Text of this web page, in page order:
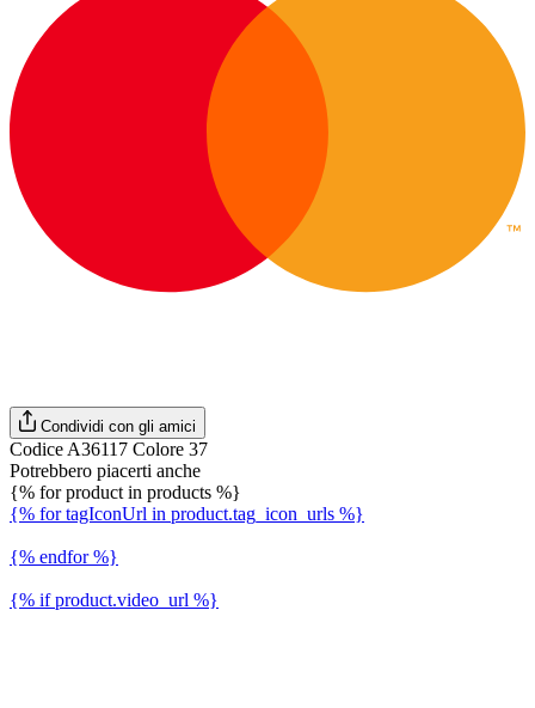
Condividi con gli amici
Codice A36117 Colore 37
Potrebbero piacerti anche
{% for product in products %}
{% for tagIconUrl in product.tag_icon_urls %}
{% endfor %}
{% if product.video_url %}